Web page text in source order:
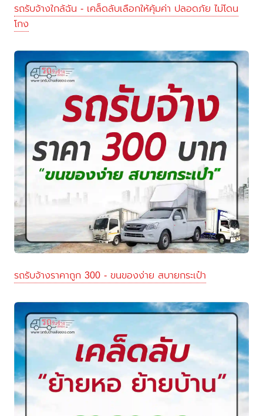
รถรับจ้างใกล้ฉัน - เคล็ดลับเลือกให้คุ้มค่า ปลอดภัย ไม่โดน
โกง
รถรับจ้างราคาถูก 300 - ขนของง่าย สบายกระเป๋า